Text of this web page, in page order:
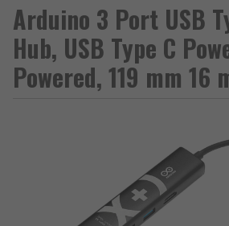
Arduino 3 Port USB
Hub, USB Type C
Powered, 119 mm 16